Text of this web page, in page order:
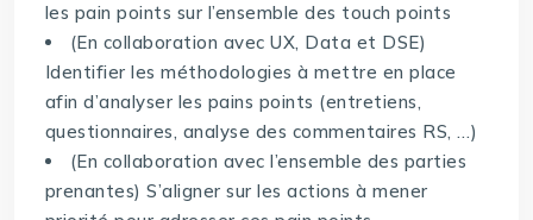
les pain points sur l’ensemble des touch points
(En collaboration avec UX, Data et DSE)
Identifier les méthodologies à mettre en place
afin d’analyser les pains points (entretiens,
questionnaires, analyse des commentaires RS, …)
(En collaboration avec l’ensemble des parties
prenantes) S’aligner sur les actions à mener